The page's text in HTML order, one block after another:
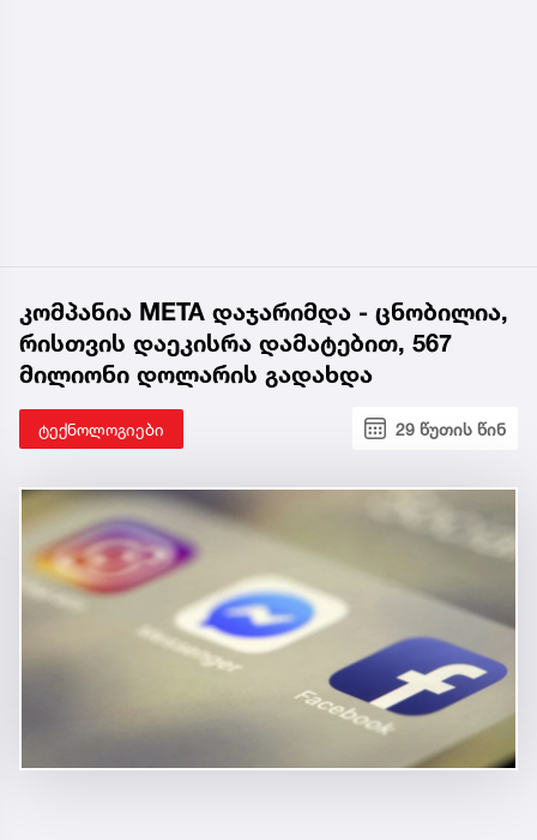
კომპანია META დაჯარიმდა - ცნობილია,
რისთვის დაეკისრა დამატებით, 567
მილიონი დოლარის გადახდა
ტექნოლოგიები 29 წუთის წინ